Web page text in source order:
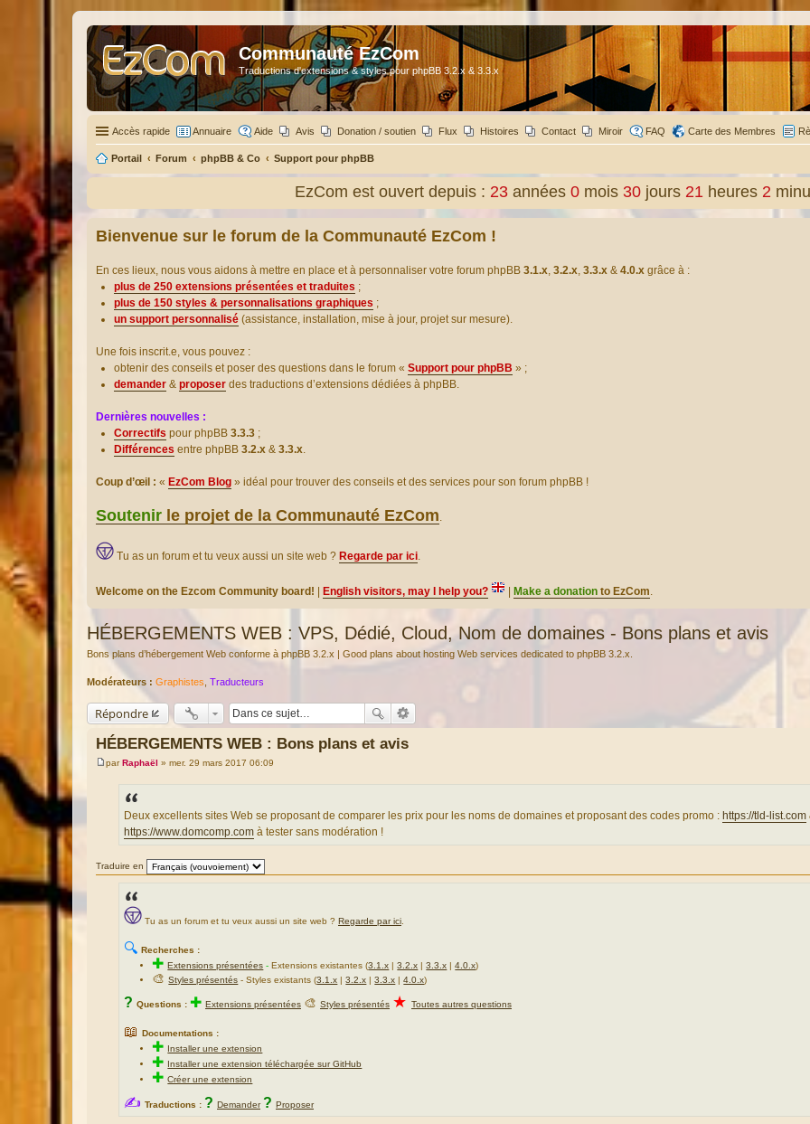
Communauté EzCom
Traductions d'extensions & styles pour phpBB 3.2.x & 3.3.x
Accès rapide Annuaire Aide Avis Donation / soutien Flux Histoires Contact Miroir FAQ Carte des Membres
Portail Forum phpBB & Co Support pour phpBB
EzCom est ouvert depuis : 23 années 0 mois 30 jours 21 heures 2
Bienvenue sur le forum de la Communauté EzCom !
En ces lieux, nous vous aidons à mettre en place et à personnaliser votre forum phpBB 3.1.x, 3.2.x, 3.3.x & 4.0.x grâce à :
plus de 250 extensions présentées et traduites ;
plus de 150 styles & personnalisations graphiques ;
un support personnalisé (assistance, installation, mise à jour, projet sur mesure).
Une fois inscrit.e, vous pouvez :
obtenir des conseils et poser des questions dans le forum « Support pour phpBB » ;
demander & proposer des traductions d’extensions dédiées à phpBB.
Dernières nouvelles :
Correctifs pour phpBB 3.3.3 ;
Différences entre phpBB 3.2.x & 3.3.x.
Coup d’œil : « EzCom Blog » idéal pour trouver des conseils et des services pour son forum phpBB !
Soutenir le projet de la Communauté EzCom.
Tu as un forum et tu veux aussi un site web ? Regarde par ici.
Welcome on the Ezcom Community board! English visitors, may I help you? Make a donation to EzCom.
HÉBERGEMENTS WEB : VPS, Dédié, Cloud, Nom de domaines - Bons plans et avis
Bons plans d’hébergement Web conforme à phpBB 3.2.x | Good plans about hosting Web services dedicated to phpBB 3.2.x.
Modérateurs : Graphistes Traducteurs
Répondre
HÉBERGEMENTS WEB : Bons plans et avis
M
parRaphaël » mer. 29 mars 2017 06:09
Deux excellents sites Web se proposant de comparer les prix pour les noms de domaines et proposant des codes promo : https://tld-list.com
https://www.domcomp.com à tester sans modération !
Traduire en
Tu as un forum et tu veux aussi un site web ? Regarde par ici
🔍 Recherches :
✚Extensions présentées -Extensions existantes (3.1.x |3.2.x |3.3.x |4.0.x)
🎨Styles présentés - Styles existants (3.1.x |3.2.x |3.3.x |4.0.x)
? Questions : ✚ Extensions présentées 🎨 Styles présentés ★ Toutes autres questions
📖 Documentations :
✚ Installer une extension
✚ Installer une extension téléchargée sur GitHub
✚Créer une extension
✍ Traductions : ? Demander ? Proposer